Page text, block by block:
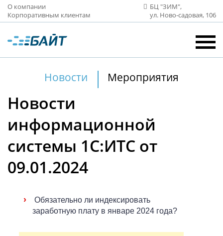
О компании
Корпоративным клиентам
БЦ "ЗИМ",
ул. Ново‑садовая, 106
Новости Мероприятия
Новости
информационной
системы 1С:ИТС от
09.01.2024
›
Обязательно ли индексировать
заработную плату в январе 2024 года?